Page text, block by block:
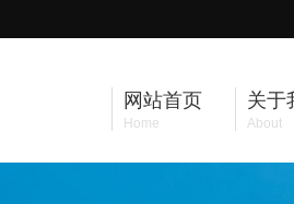
网站首页
Home
关于
About